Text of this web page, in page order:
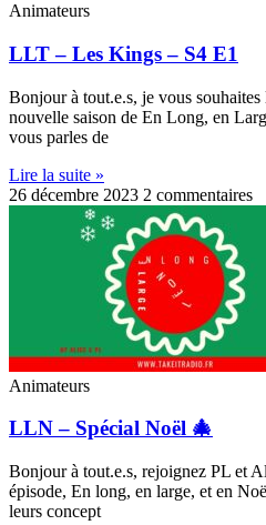
Animateurs
LLT – Les Kings – S4 E1
Bonjour à tout.e.s, je vous souhaites
nouvelle saison de En Long, en
vous parles de
Lire la suite »
26 décembre 2023 2 commentaires
Animateurs
LLN – Spécial Noël 🎄
Bonjour à tout.e.s, rejoignez PL et
épisode, En long, en large, et en
leurs concept